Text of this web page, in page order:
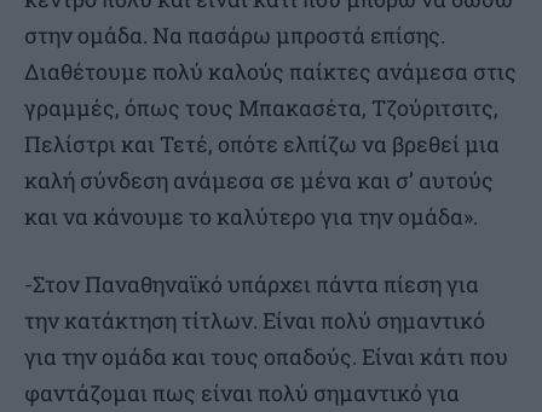
στην ομάδα. Να πασάρω μπροστά επίσης.
Διαθέτουμε πολύ καλούς παίκτες ανάμεσα στις
γραμμές, όπως τους Μπακασέτα, Τζούριτσιτς,
Πελίστρι και Τετέ, οπότε ελπίζω να βρεθεί μια
καλή σύνδεση ανάμεσα σε μένα και σ’ αυτούς
και να κάνουμε το καλύτερο για την ομάδα».
-Στον Παναθηναϊκό υπάρχει πάντα πίεση για
την κατάκτηση τίτλων. Είναι πολύ σημαντικό
για την ομάδα και τους οπαδούς. Είναι κάτι που
φαντάζομαι πως είναι πολύ σημαντικό για